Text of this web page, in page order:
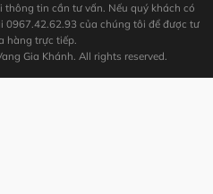
thông tin cần tư vấn. Nếu quý khách có
0967.42.62.93 của chúng tôi để được tư
hàng trực tiếp.
Gia Khánh. All rights reserved.